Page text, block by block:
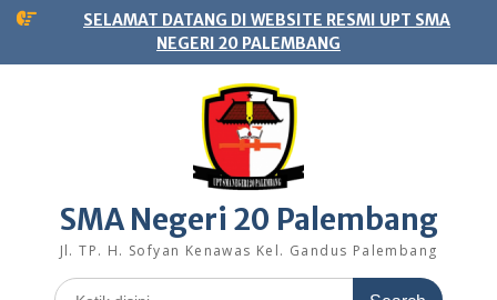
Skip
SELAMAT DATANG DI WEBSITE RESMI UPT SMA
NEGERI 20 PALEMBANG
SMA Negeri 20 Palembang
Jl. TP. H. Sofyan Kenawas Kel. Gandus Palembang
Search